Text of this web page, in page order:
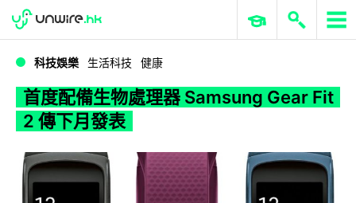
WWDC 2026 ERP 與商業 AI
科技娛樂 生活科技 健康
首度配備生物處理器 Samsung Gear Fit
2 傳下月發表